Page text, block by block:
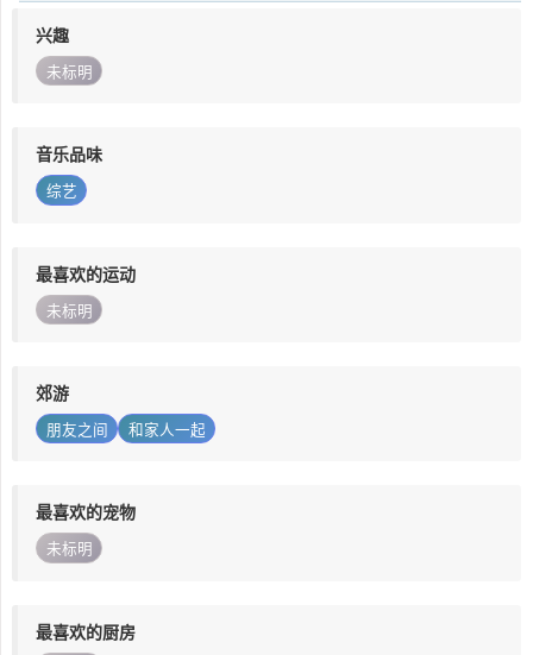
兴趣
未标明
音乐品味
综艺
最喜欢的运动
未标明
郊游
朋友之间 和家人一起
最喜欢的宠物
未标明
最喜欢的厨房